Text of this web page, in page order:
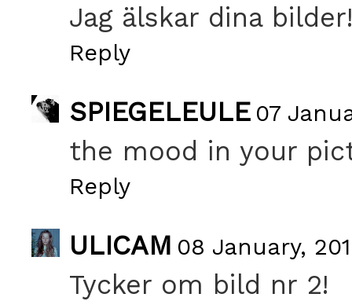
Jag älskar dina bilder!
Reply
SPIEGELEULE 07
the mood in your
Reply
ULICAM 08 January,
Tycker om bild nr 2!